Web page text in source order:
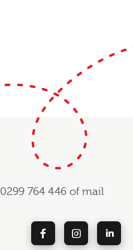
0299 764 446 of mail